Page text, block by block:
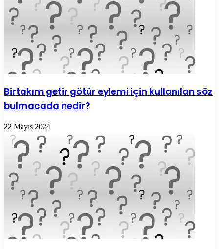
Birtakım getir götür eylemi için kullanılan söz
bulmacada nedir?
22 Mayıs 2024